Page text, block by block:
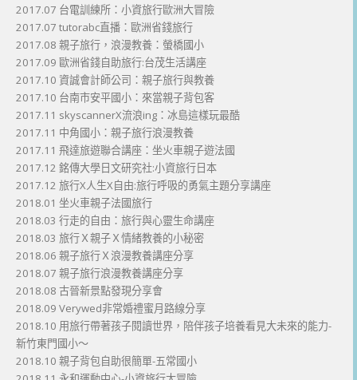
2017.07 台電訓練所：小資旅行歐洲大冒險
2017.07 tutorabc直播：歐洲省錢旅行
2017.08 親子旅行，浪漫教養：螢橋國小
2017.09 歐洲省錢自助旅行:台茂生活講座
2017.10 資誠會計師公司：親子旅行與教養
2017.10 台南市安平國小：來當親子背包客
2017.11 skyscannerX流浪ing：冰島這樣玩最酷
2017.11 中角國小：親子旅行浪漫教養
2017.11 飛達旅遊聯合講座：坐火車親子遊法國
2017.12 銘傳大學日文研究社:小資旅行日本
2017.12 旅行X人生X自由:旅行呼吸的勇氣主題分享講座
2018.01 坐火車親子法國旅行
2018.03 行走的自由：旅行與心靈生命講座
2018.03 旅行Ｘ親子Ｘ情緒教養的小秘密
2018.06 親子旅行Ｘ浪漫教養講座分享
2018.07 親子旅行浪漫教養講座分享
2018.08 古晉新景點發現分享會
2018.09 Verywed非常婚禮蜜月路線分享
2018.10 用旅行帶著孩子閱讀世界，陪伴孩子培養看見大未來的能力-
新竹東門國小～
2018.10 親子背包自助很簡單-五常國小